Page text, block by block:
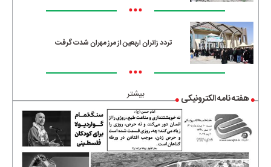
•••
تردد زائران اربعین از مرز مهران شدت گرفت
•••
بیشتر هفته نامه الکترونیکی